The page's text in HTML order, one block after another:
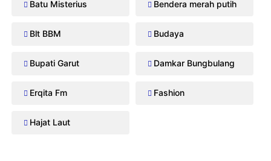
Batu Misterius Bendera merah putih
Blt BBM Budaya
Bupati Garut Damkar Bungbulang
Erqita Fm Fashion
Hajat Laut